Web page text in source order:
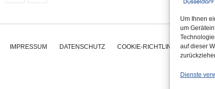
Um Ihnen
um
auf dieser
Dienste
IMPRESSUM DATENSCHUTZ COOKIE-RICHTLINIE (EU)